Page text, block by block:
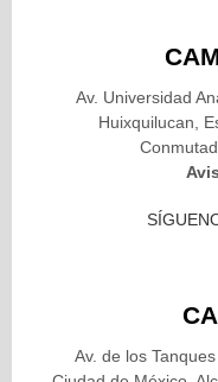
Av. Universidad
Huixquilucan,
Av. de los